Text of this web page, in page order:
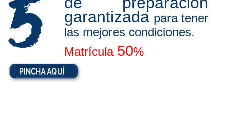
garantizada para tener
las mejores condiciones.
Matrícula 50%